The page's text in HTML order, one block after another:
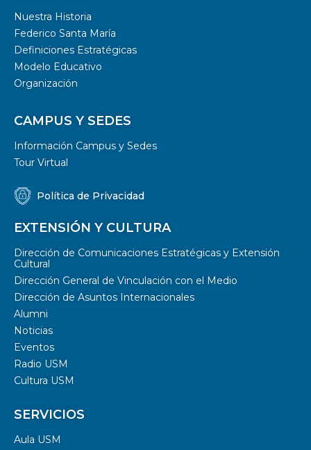
Nuestra Historia
Federico Santa María
Definiciones Estratégicas
Modelo Educativo
Organización
CAMPUS Y SEDES
Información Campus y Sedes
Tour Virtual
Política de Privacidad
EXTENSIÓN Y CULTURA
Dirección de Comunicaciones Estratégicas y Extensión
Cultural
Dirección General de Vinculación con el Medio
Dirección de Asuntos Internacionales
Alumni
Noticias
Eventos
Radio USM
Cultura USM
SERVICIOS
Aula USM